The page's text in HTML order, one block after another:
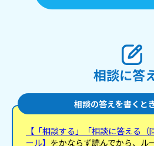
相談に答
相談の答えを書くと
【「相談する」「相談に答える
ール】 をかならず読んでから、ル